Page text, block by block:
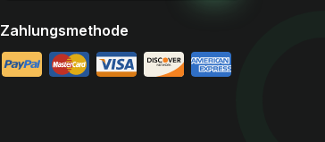
Zahlungsmethode